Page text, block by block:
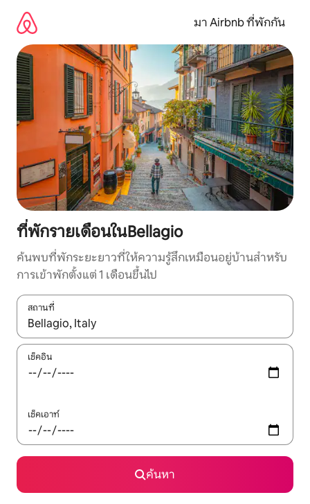
เนื้อหา
มา Airbnb ที่พักกัน
ที่พักรายเดือนในBellagio
ค้นพบที่พักระยะยาวที่ให้ความรู้สึกเหมือนอยู่บ้านสำหรับ
การเข้าพักตั้งแต่ 1 เดือนขึ้นไป
สถานที่
ใช้ลูกศรขึ้นลง หรือใช้การสัมผัสหรือปัด เพื่อสำรวจผลการค้นหา
เช็คอิน
เช็คเอาท์
ค้นหา